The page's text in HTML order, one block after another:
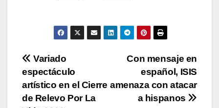
Navegación
de
entradas
Con mensaje en
español, ISIS
amenaza con atacar
a hispanos
Variado
espectáculo
artístico en el Cierre
de Relevo Por La